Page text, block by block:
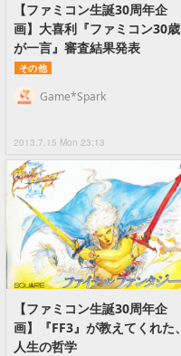
【ファミコン生誕30周年企
画】大喜利『ファミコン30歳
が一言』審査結果発表
その他
2013.7.15 Mon 23:13
Game*Spark
【ファミコン生誕30周年企
画】『FF3』が教えてくれた、
人生の哲学